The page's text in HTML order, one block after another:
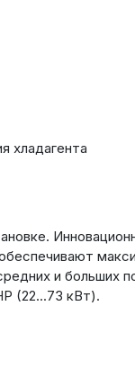
хладагента
и больших
(22...73 кВт).